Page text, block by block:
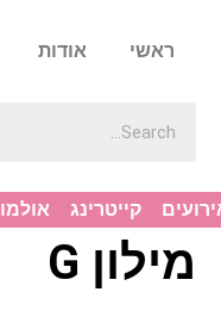
ראשי אודות
קייטרינג
מילון G